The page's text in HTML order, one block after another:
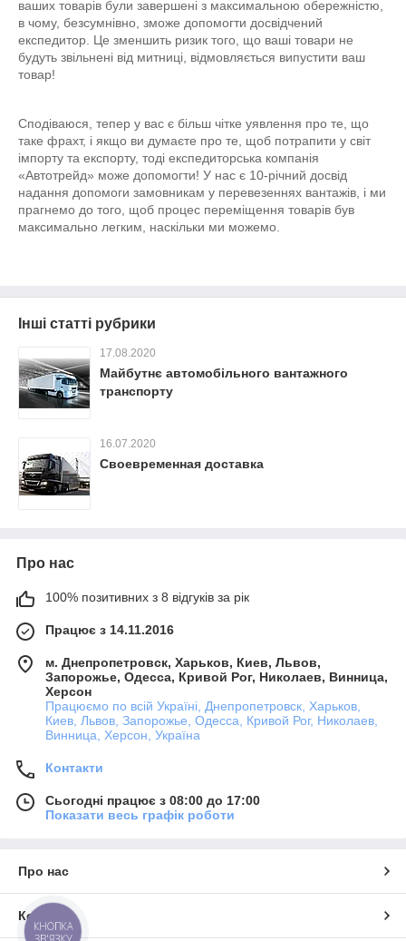
ваших товарів були завершені з максимальною обережністю,
в чому, безсумнівно, зможе допомогти досвідчений
експедитор. Це зменшить ризик того, що ваші товари не
будуть звільнені від митниці, відмовляється випустити ваш
товар!
Сподіваюся, тепер у вас є більш чітке уявлення про те, що
таке фрахт, і якщо ви думаєте про те, щоб потрапити у світ
імпорту та експорту, тоді експедиторська компанія
«Автотрейд» може допомогти! У нас є 10-річний досвід
надання допомоги замовникам у перевезеннях вантажів, і ми
прагнемо до того, щоб процес переміщення товарів був
максимально легким, наскільки ми можемо.
Інші статті рубрики
17.08.2020
Майбутнє автомобільного вантажного
транспорту
16.07.2020
Своевременная доставка
Про нас
100% позитивних з 8 відгуків за рік
Працює з 14.11.2016
м. Днепропетровск, Харьков, Киев, Львов,
Запорожье, Одесса, Кривой Рог, Николаев, Винница,
Херсон
Працюємо по всій Україні, Днепропетровск, Харьков,
Киев, Львов, Запорожье, Одесса, Кривой Рог, Николаев,
Винница, Херсон, Україна
Контакти
Сьогодні працює з 08:00 до 17:00
Показати весь графік роботи
Про нас
Контакти
КНОПКА